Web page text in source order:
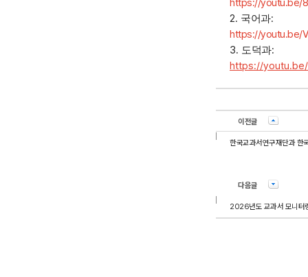
https://youtu.be/
2. 국어과:
https://youtu.be/
3. 도덕과:
https://
이전글
한국교과서연구재단과 한
다음글
2026년도 교과서 모니터